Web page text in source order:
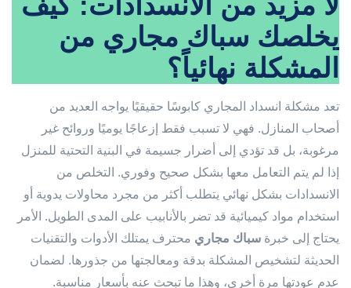
يخلصك سباك مجاري من
المشكلة نهائياً؟
تعد مشكلة انسداد المجاري كابوسًا حقيقيًا يواجه العديد من
أصحاب المنازل. فهي لا تسبب فقط إزعاجًا يوميًا وروائح غير
مرغوبة، بل قد تؤدي إلى أضرار جسيمة في البنية التحتية للمنزل
إذا لم يتم التعامل معها بشكل صحيح وفوري. التخلص من
الانسدادات بشكل نهائي يتطلب أكثر من مجرد محاولات يدوية أو
استخدام مواد كيميائية قد تضر بالأنابيب على المدى الطويل. الأمر
يحتاج إلى خبرة سباك مجاري محترف يمتلك الأدوات والتقنيات
الحديثة لتشخيص المشكلة بدقة ومعالجتها من جذورها. لضمان
عدم عودتها مرة أخرى، وهذا ما تبحث عنه بأسعار مناسبة.